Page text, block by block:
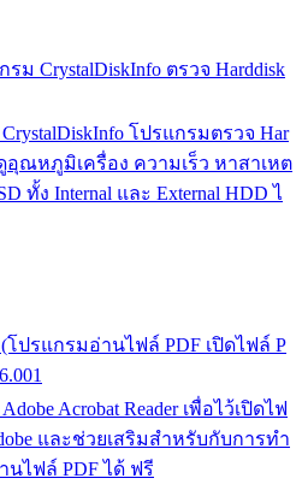
รม CrystalDiskInfo ตรวจ Harddisk
โปรแกรมตรวจ Har
อุณหภูมิเครื่อง ความเร็ว หาสาเหต
ทั้ง Internal และ External HDD ไ
(โปรแกรมอ่านไฟล์ PDF เปิดไฟล์ P
Acrobat Reader เพื่อไว้เปิดไฟ
และช่วยเสริมสำหรับกับการทำ
นไฟล์ PDF ได้ ฟรี